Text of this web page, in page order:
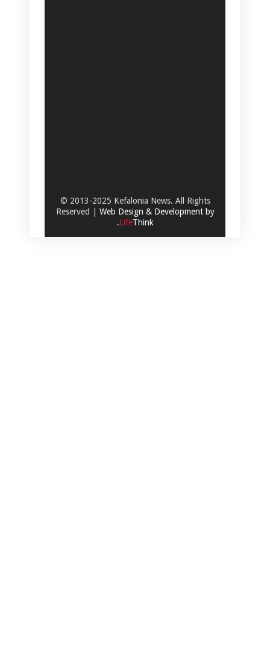
© 2013-2025 Kefalonia News. All Rights
Reserved | Web Design & Development by
.LifeThink